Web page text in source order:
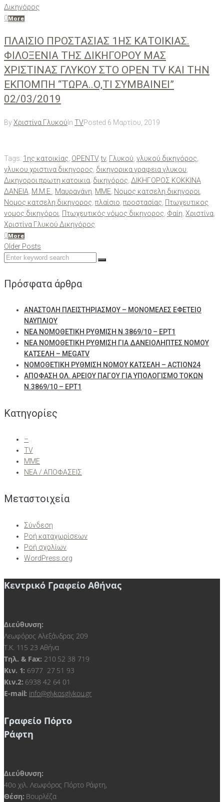
Δικηγόρος
0 More
ΠΛΑΙΣΙΟ ΠΡΟΣΤΑΣΙΑΣ 1ΗΣ ΚΑΤΟΙΚΙΑΣ.
ΦΙΛΟΞΕΝΙΑ ΤΗΣ ΔΙΚΗΓΟΡΟΥ ΜΑΣ
ΧΡΙΣΤΙΝΑΣ ΓΛΥΚΟΥ ΣΤΟ ΟPEN TV ΚΑΙ ΤΗΝ
ΕΚΠΟΜΠΗ “ΤΩΡΑ..Ο,ΤΙ ΣΥΜΒΑΙΝΕΙ”
02/03/2019
ByΧριστίνα Γλυκού In TVPosted 6 Μαρτίου, 2019
Tags: 1ης κατοικίας OPENTV,tv, Γλυκού γλυκού δικηγόρος
γλυκου χριστινα δικηγορος δικηγορικα γραφεια γλυκου
Δικηγοροι πρωτη κατοικια δικηγόρος ΔΙΚΗΓΟΡΟΣ ΚΟΚΚΙΝΑ
ΔΑΝΕΙΑ Μ.Μ.Ε. Μαυραγάνη ΜΜΕ Νομος κατσελη δικηγοροι
Νομος κατσελη δικηγορος πλαίσιο προστασίας Πτωχευτικος
νομος δικηγόροι
Πτωχευτικός νόμος δικηγορος Φαίη Χριστίνα
Χριστίνα Γλυκού Δικηγόρος
0 More
Πλοήγηση
άρθρων
Older
Posts
Older Posts
Search
Πρόσφατα άρθρα
ΑΝΑΣΤΟΛΗ ΠΛΕΙΣΤΗΡΙΑΣΜΟΥ – ΜΟΝΟΜΕΛΕΣ ΕΦΕΤΕΙΟ
ΝΑΥΠΛΙΟΥ
ΝΕΑ ΝΟΜΟΘΕΤΙΚΗ ΡΥΘΜΙΣΗ Ν.3869/10 – ΕΡΤ1
ΝΕΑ ΝΟΜΟΘΕΤΙΚΗ ΡΥΘΜΙΣΗ ΓΙΑ ΔΑΝΕΙΟΛΗΠΤΕΣ ΝΟΜΟΥ
ΚΑΤΣΕΛΗ – MEGATV
ΝΟΜΟΘΕΤΙΚΗ ΡΥΘΜΙΣΗ ΝΟΜΟΥ ΚΑΤΣΕΛΗ – ACTION24
ΑΠΟΦΑΣΗ ΟΛ. ΑΡΕΙΟΥ ΠΑΓΟΥ ΓΙΑ ΥΠΟΛΟΓΙΣΜΟ ΤΟΚΩΝ
Ν.3869/10 – ΕΡΤ1
Kατηγορίες
–
TV
ΜΜΕ
ΝΕΑ / ΑΠΟΦΑΣΕΙΣ
Μεταστοιχεία
Σύνδεση
Ροή καταχωρίσεων
Ροή σχολίων
WordPress.org
Κεντρικό Γραφείο Αθήνας
Διεύθυνση:
Λεωφόρος Αλεξάνδρας 209
Τ.Κ. 115 23 Αθήνα
Τηλ. & Fax: 210 52 38 719
Kιν. 1: 6977 27 51 93
Κιν.2: 6938 42 64 01
E-mail: info@glykosglykou.gr
Γραφείο Πόρτο
Ράφτη
Διεύθυνση:
40ο χιλ. Λεωφόρος Πόρτο Ράφτη,
Θέση: Βουρλέζα